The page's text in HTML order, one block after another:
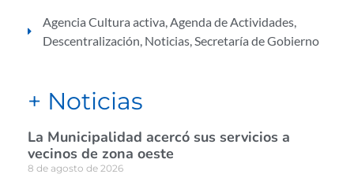
Agencia Cultura activa,Agenda de Actividades,
Descentralización, Noticias,Secretaría de Gobierno
+ Noticias
La Municipalidad acercó sus servicios a
vecinos de zona oeste
8 de agosto de 2026